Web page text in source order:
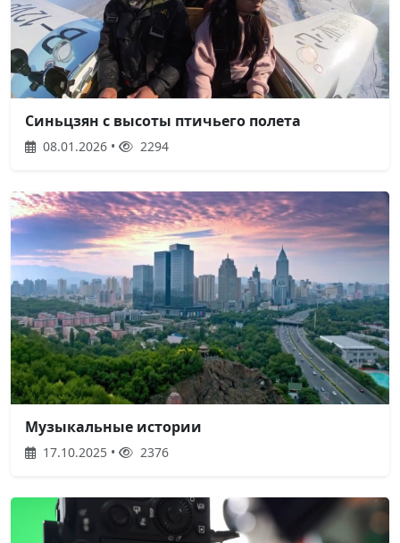
Синьцзян с высоты птичьего полета
08.01.2026 • 2294
Музыкальные истории
17.10.2025 • 2376